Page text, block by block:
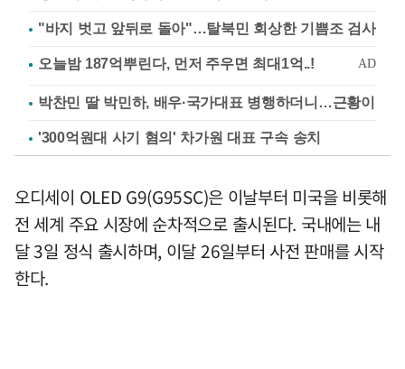
"바지 벗고 앞뒤로 돌아"…탈북민 회상한 기쁨조 검사
박찬민 딸 박민하, 배우·국가대표 병행하더니…근황이
'300억원대 사기 혐의' 차가원 대표 구속 송치
오디세이 OLED G9(G95SC)은 이날부터 미국을 비롯해
전 세계 주요 시장에 순차적으로 출시된다. 국내에는 내
달 3일 정식 출시하며, 이달 26일부터 사전 판매를 시작
한다.